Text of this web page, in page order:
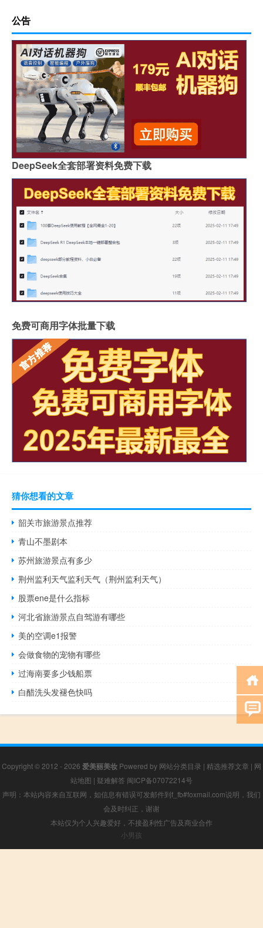
公告
DeepSeek全套部署资料免费下载
免费可商用字体批量下载
猜你想看的文章
韶关市旅游景点推荐
青山不墨剧本
苏州旅游景点有多少
荆州监利天气监利天气（荆州监利天气）
股票ene是什么指标
河北省旅游景点自驾游有哪些
美的空调e1报警
会做食物的宠物有哪些
过海南要多少钱船票
白醋洗头发褪色快吗
Copyright © 2012 - 2026 爱美丽美妆 Powered by 网站分类目录 | 精选推荐文章 | 网
站地图 | 疑难解答 闽ICP备07072214号
声明：本站内容来自互联网，如信息有错误可发邮件到f_fb#foxmail.com说明，我们
会及时纠正，谢谢
本站仅为个人兴趣爱好，不接盈利性广告及商业合作
小男孩